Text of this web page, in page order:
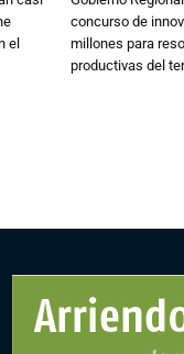
el
concurso de
millones para
productivas del